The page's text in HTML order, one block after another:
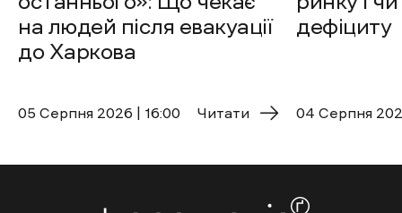
на людей після евакуації
до Харкова
05 Cерпня 2026 | 16:00 Читати
дефіциту
04 Cерпня